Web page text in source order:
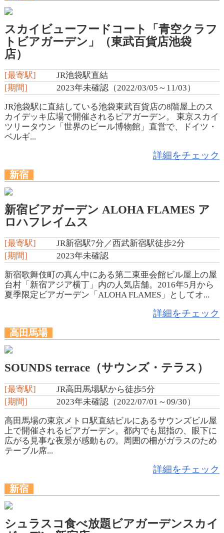
スカイビューフードコート「青空クラフ
トビアガーデン」（東武百貨店池袋
店）
[最寄駅]
JR池袋駅直結
[期間]
2023年未確認（2022/03/05～11/03）
JR池袋駅に直結している池袋東武百貨店の8階屋上のス
カイデッキ広場で開催されるビアガーデン。 東京スカイ
ツリータウン「世界のビール博物館」直営で、ドイツ・
ベルギ...
詳細をチェック
新宿
新宿ビアガーデン ALOHA FLAMES ア
ロハフレイムス
[最寄駅]
JR新宿駅7分／西武新宿駅徒歩2分
[期間]
2023年未確認
新宿歌舞伎町の真ん中にある第二東亜会館ビル屋上の屋
台村「新宿アジア横丁」内の人気店舗。2016年5月から
夏季限定ビアガーデン「ALOHA FLAMES」としてオ...
詳細をチェック
高田馬場
SOUNDS terrace（サウンズ・テラス）
[最寄駅]
JR高田馬場駅から徒歩5分
[期間]
2023年未確認（2022/07/01～09/30）
高田馬場の東京メトロ駅直結ビルにあるサウンズビル屋
上で開催されるビアガーデン。都内でも屈指の、眼下に
広がる見事な夜景が感動もの。周囲の柵がガラスのため
テーブル席...
詳細をチェック
新宿
シュラスコ食べ放題ビアガーデンスカイ